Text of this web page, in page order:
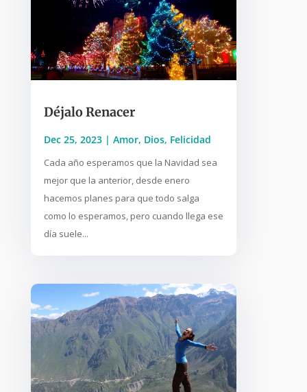
Déjalo Renacer
Dec 25, 2023| Amor, Dios, Felicidad
Cada año esperamos que la Navidad sea
mejor que la anterior, desde enero
hacemos planes para que todo salga
como lo esperamos, pero cuando llega ese
día suele...